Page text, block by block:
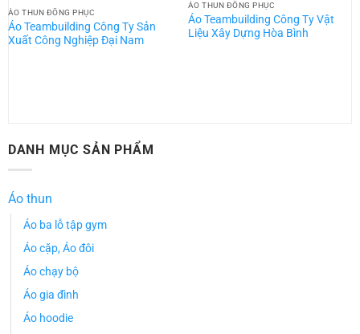
ÁO THUN ĐỒNG PHỤC
Áo Teambuilding Công Ty Sản
Xuất Công Nghiệp Đại Nam
ÁO THUN ĐỒNG PHỤC
Áo Teambuilding Công Ty Vật
Liệu Xây Dựng Hòa Bình
DANH MỤC SẢN PHẨM
Áo thun
Áo ba lỗ tập gym
Áo cặp, Áo đôi
Áo chạy bộ
Áo gia đình
Áo hoodie